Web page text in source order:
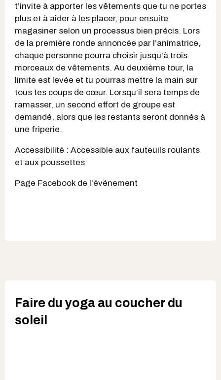
t’invite à apporter les vêtements que tu ne portes
plus et à aider à les placer, pour ensuite
magasiner selon un processus bien précis. Lors
de la première ronde annoncée par l’animatrice,
chaque personne pourra choisir jusqu’à trois
morceaux de vêtements. Au deuxième tour, la
limite est levée et tu pourras mettre la main sur
tous tes coups de cœur. Lorsqu’il sera temps de
ramasser, un second effort de groupe est
demandé, alors que les restants seront donnés à
une friperie.
Accessibilité : Accessible aux fauteuils roulants
et aux poussettes
Page Facebook de l'événement
Faire du yoga au coucher du
soleil